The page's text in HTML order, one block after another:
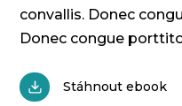
convallis. Donec
Donec congue
Stáhnout ebook